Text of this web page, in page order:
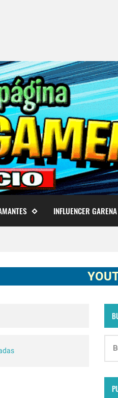
INFLUENCER GARENA
2026